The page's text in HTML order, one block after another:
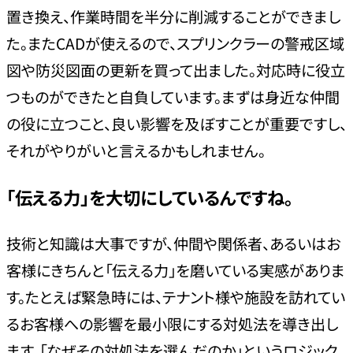
置き換え、作業時間を半分に削減することができまし
た。またCADが使えるので、スプリンクラーの警戒区域
図や防災図面の更新を買って出ました。対応時に役立
つものができたと自負しています。まずは身近な仲間
の役に立つこと、良い影響を及ぼすことが重要ですし、
それがやりがいと言えるかもしれません。
「伝える力」を大切にしているんですね。
技術と知識は大事ですが、仲間や関係者、あるいはお
客様にきちんと「伝える力」を磨いている実感がありま
す。たとえば緊急時には、テナント様や施設を訪れてい
るお客様への影響を最小限にする対処法を導き出し